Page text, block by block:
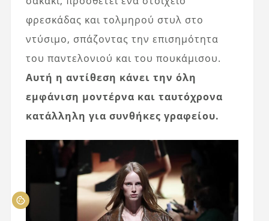
φρεσκάδας και τολμηρού στυλ στο
ντύσιμο, σπάζοντας την επισημότητα
του παντελονιού και του πουκάμισου.
Αυτή η αντίθεση κάνει την όλη
εμφάνιση μοντέρνα και ταυτόχρονα
κατάλληλη για συνθήκες γραφείου.